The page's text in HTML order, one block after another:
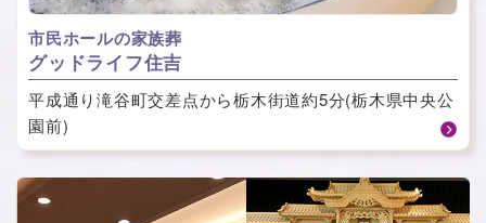
市民ホールの家族葬
グッドライフ住吉
平成通り滝谷町交差点から栃木街道約5分(栃木県中央公
園前)